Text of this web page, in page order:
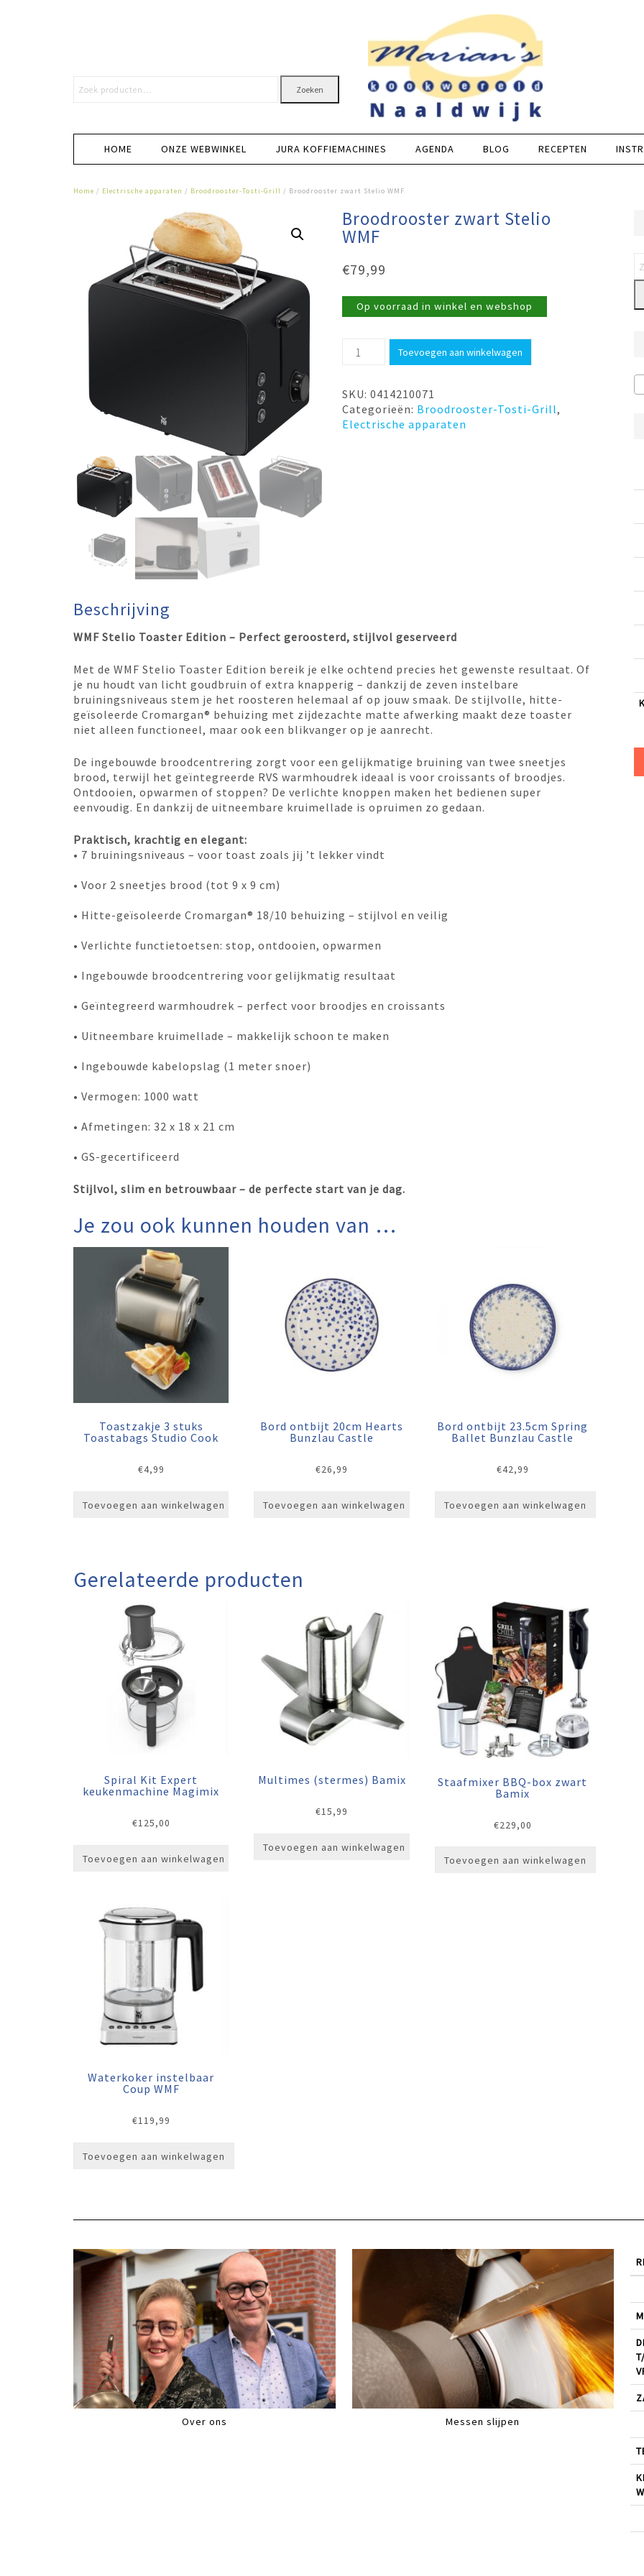
Zoeken
HOME ONZE WEBWINKEL JURA KOFFIEMACHINES AGENDA BLOG RECEPTEN
Home / Electrische apparaten / Broodrooster-Tosti-Grill / Broodrooster zwart Stelio WMF
Broodrooster zwart Stelio
WMF
€79,99
Op voorraad in winkel en webshop
Broodrooster
zwart
WMF
aantal
Toevoegen aan winkelwagen
SKU:0414210071
Categorieën: Broodrooster-Tosti-Grill,
Electrische apparaten
Beschrijving
WMF Stelio Toaster Edition – Perfect geroosterd, stijlvol geserveerd
Met de WMF Stelio Toaster Edition bereik je elke ochtend precies het gewenste resultaat. Of
je nu houdt van licht goudbruin of extra knapperig – dankzij de zeven instelbare
bruiningsniveaus stem je het roosteren helemaal af op jouw smaak. De stijlvolle, hitte-
geïsoleerde Cromargan® behuizing met zijdezachte matte afwerking maakt deze toaster
niet alleen functioneel, maar ook een blikvanger op je aanrecht.
De ingebouwde broodcentrering zorgt voor een gelijkmatige bruining van twee sneetjes
brood, terwijl het geïntegreerde RVS warmhoudrek ideaal is voor croissants of broodjes.
Ontdooien, opwarmen of stoppen? De verlichte knoppen maken het bedienen super
eenvoudig. En dankzij de uitneembare kruimellade is opruimen zo gedaan.
Praktisch, krachtig en elegant:
• 7 bruiningsniveaus – voor toast zoals jij ’t lekker vindt
• Voor 2 sneetjes brood (tot 9 x 9 cm)
• Hitte-geïsoleerde Cromargan® 18/10 behuizing – stijlvol en veilig
• Verlichte functietoetsen: stop, ontdooien, opwarmen
• Ingebouwde broodcentrering voor gelijkmatig resultaat
• Geïntegreerd warmhoudrek – perfect voor broodjes en croissants
• Uitneembare kruimellade – makkelijk schoon te maken
• Ingebouwde kabelopslag (1 meter snoer)
• Vermogen: 1000 watt
• Afmetingen: 32 x 18 x 21 cm
• GS-gecertificeerd
Stijlvol, slim en betrouwbaar – de perfecte start van je dag.
Je zou ook kunnen houden van …
Toastzakje 3 stuks
Toastabags Studio Cook
€4,99
Toevoegen aan winkelwagen
Bord ontbijt 20cm Hearts
Bunzlau Castle
€26,99
Toevoegen aan winkelwagen
Bord ontbijt 23.5cm Spring
Ballet Bunzlau Castle
€42,99
Toevoegen aan winkelwagen
Gerelateerde producten
Spiral Kit Expert
keukenmachine Magimix
€125,00
Toevoegen aan winkelwagen
Multimes (stermes) Bamix
€15,99
Toevoegen aan winkelwagen
Staafmixer BBQ-box zwart
Bamix
€229,00
Toevoegen aan winkelwagen
Waterkoker instelbaar
Coup WMF
€119,99
Toevoegen aan winkelwagen
Over ons Messen slijpen